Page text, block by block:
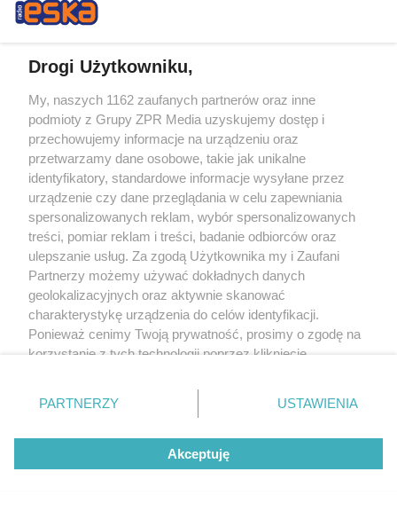
Żaden utwór zamieszczony w serwisie nie może być powielany i
rozpowszechniany lub dalej rozpowszechniany w jakikolwiek sposób (w
eksploatacji w jakiejkolwiek formie, włącznie z umieszczaniem w Internecie
bez pisemnej zgody właściciela praw. Jakiekolwiek użycie lub
Drogi Użytkowniku,
My, naszych 1162 zaufanych partnerów oraz inne
podmioty z Grupy ZPR Media uzyskujemy dostęp i
przechowujemy informacje na urządzeniu oraz
przetwarzamy dane osobowe, takie jak unikalne
identyfikatory, standardowe informacje wysyłane przez
urządzenie czy dane przeglądania w celu zapewniania
spersonalizowanych reklam, wybór spersonalizowanych
treści, pomiar reklam i treści, badanie odbiorców oraz
ulepszanie usług. Za zgodą Użytkownika my i Zaufani
Partnerzy możemy używać dokładnych danych
geolokalizacyjnych oraz aktywnie skanować
charakterystykę urządzenia do celów identyfikacji.
Ponieważ cenimy Twoją prywatność, prosimy o zgodę na
korzystanie z tych technologii poprzez kliknięcie
zmienić/wycofać klikając przycisk ustawień prywatności
znajdujący się w lewym dolnym rogu strony
rodzaje przetwarzania danych nie wymagają zgody
użytkownika, ale masz prawo sprzeciwić się takiemu
przetwarzaniu. Preferencje będą miały zastosowanie tylko
PARTNERZY USTAWIENIA
Akceptuję